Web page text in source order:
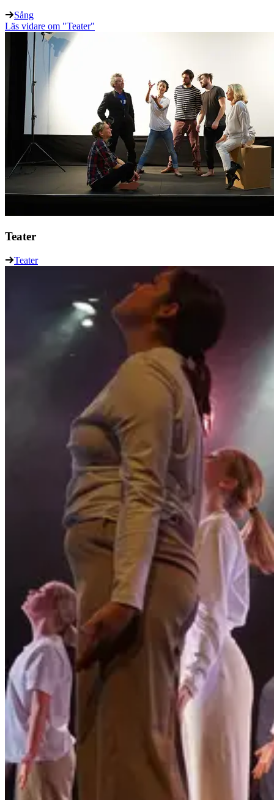
Sång
Läs vidare om "Teater"
Teater
Teater